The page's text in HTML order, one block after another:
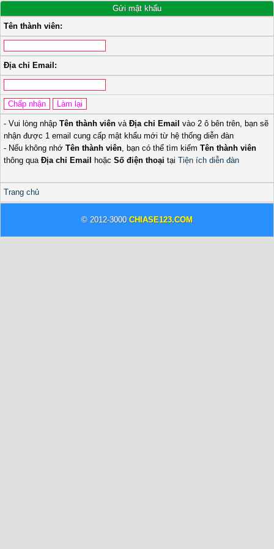
Gửi mật khẩu
Tên thành viên:
Địa chỉ Email:
- Vui lòng nhập Tên thành viên và Địa chỉ Email vào 2 ô bên trên, bạn sẽ
nhận được 1 email cung cấp mật khẩu mới từ hệ thống diễn đàn
- Nếu không nhớ Tên thành viên, bạn có thể tìm kiếm Tên thành viên
thông qua Địa chỉ Email hoặc Số điện thoại tại Tiện ích diễn đàn
Trang chủ
© 2012-3000 CHIASE123.COM